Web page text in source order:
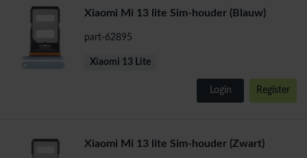
Xiaomi Mi 13 lite Sim-houder (Blauw)
part-62895
Xiaomi 13 Lite
Login Register
Xiaomi Mi 13 lite Sim-houder (Zwart)